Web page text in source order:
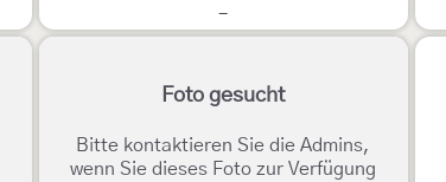
-
Foto gesucht
Bitte kontaktieren Sie die Admins,
wenn Sie dieses Foto zur Verfügung